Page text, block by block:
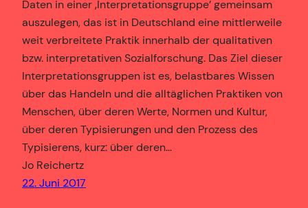
Daten in einer ‚Interpretationsgruppe’ gemeinsam
auszulegen, das ist in Deutschland eine mittlerweile
weit verbreitete Praktik innerhalb der qualitativen
bzw. interpretativen Sozialforschung. Das Ziel dieser
Interpretationsgruppen ist es, belastbares Wissen
über das Handeln und die alltäglichen Praktiken von
Menschen, über deren Werte, Normen und Kultur,
über deren Typisierungen und den Prozess des
Typisierens, kurz: über deren…
Jo Reichertz
22. Juni 2017